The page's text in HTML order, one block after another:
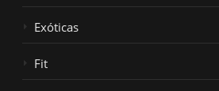
Exóticas
Fit